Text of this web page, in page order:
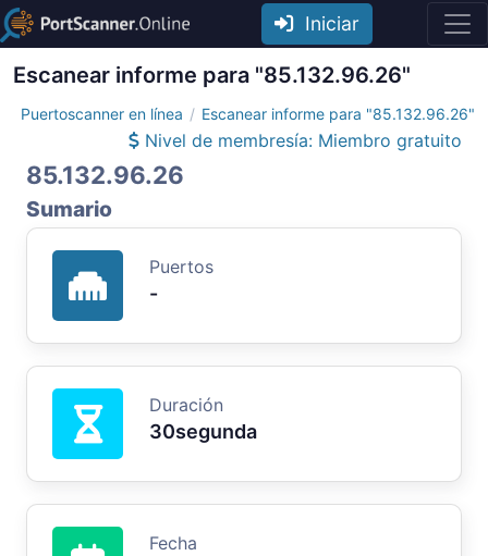
Iniciar
Escanear informe para "85.132.96.26"
Puertoscanner en línea Escanear informe para "85.132.96.26"
Nivel de membresía: Miembro gratuito
85.132.96.26
Sumario
Puertos
-
Duración
30segunda
Fecha